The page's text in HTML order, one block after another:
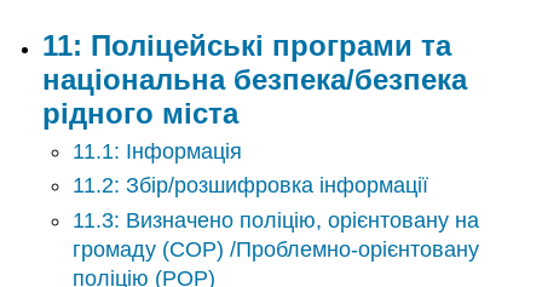
11: Поліцейські програми та
національна безпека/безпека
рідного міста
11.1: Інформація
11.2: Збір/розшифровка інформації
11.3: Визначено поліцію, орієнтовану на
громаду (COP) /Проблемно-орієнтовану
поліцію (POP)